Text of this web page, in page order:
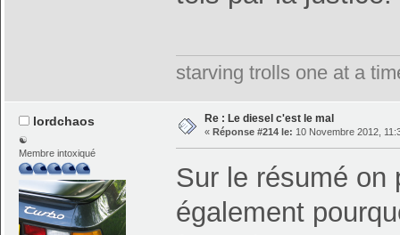
starving trolls one at a
lordchaos
☯
Membre intoxiqué
Re : Le diesel c'est le mal
« Réponse #214 le: 10 Novembre 2012,
Sur le résumé on
également